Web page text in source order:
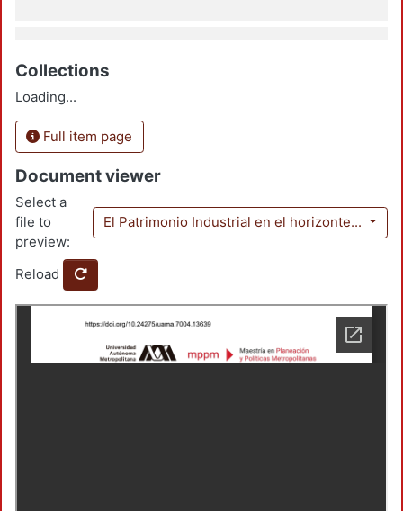
Collections
Loading...
Full item page
Document viewer
Select a
file to
preview:
El Patrimonio Industrial en el horizonte...
Reload